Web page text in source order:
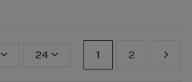
24 1 2